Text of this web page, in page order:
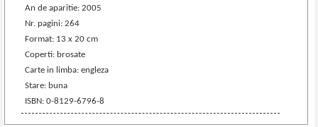
An de aparitie: 2005
Nr. pagini: 264
Format: 13 x 20 cm
Coperti: brosate
Carte in limba: engleza
Stare: buna
ISBN: 0-8129-6796-8